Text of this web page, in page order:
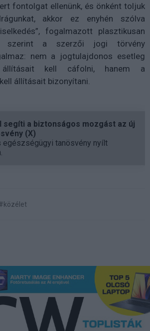
fontolgat ellenünk, és önként toljuk
akkor ez enyhén szólva
fogalmazott plasztikusan
szerint a szerzői jogi törvény
nem a jogtulajdonos esetleg
állításait kell cáfolni, hanem a
állításait bizonyítani.
segíti a biztonságos mozgást az új
(X)
egészségügyi tanösvény nyílt